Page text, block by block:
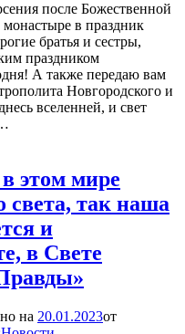
после Божественной
в праздник
братья и сестры,
праздником
А также передаю вам
Новгородского и
вселенней, и свет
этом мире
света, так наша
и
в Свете
на 20.01.2023от